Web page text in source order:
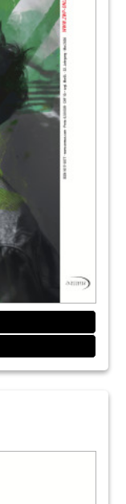
und
dent.
Norbert
Paul